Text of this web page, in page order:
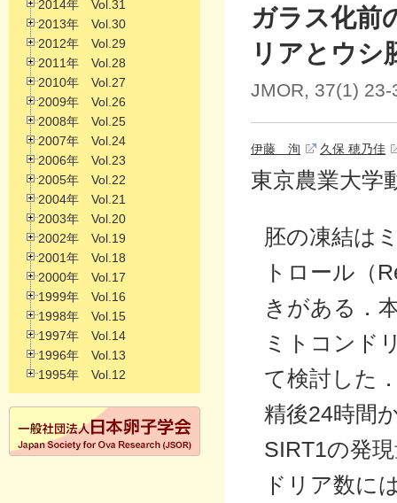
2014年 Vol.31
2013年 Vol.30
2012年 Vol.29
2011年 Vol.28
2010年 Vol.27
2009年 Vol.26
2008年 Vol.25
2007年 Vol.24
2006年 Vol.23
2005年 Vol.22
2004年 Vol.21
2003年 Vol.20
2002年 Vol.19
2001年 Vol.18
2000年 Vol.17
1999年 Vol.16
1998年 Vol.15
1997年 Vol.14
1996年 Vol.13
1995年 Vol.12
ガラス化前
リアとウシ
JMOR, 37(1)
伊藤 洵 久保 穂乃佳
東京農業大
胚の凍結は
トロール（
きがある．
ミトコンド
て検討した
精後24時間
SIRT1の発
ドリア数に